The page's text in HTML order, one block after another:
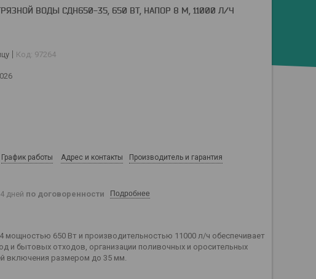
ВОДЫ СДН650-35, 650 ВТ, НАПОР 8 М, 11000 Л/Ч
Код: 97264
График работы Адрес и контакты Производитель и гарантия
дней по договоренности Подробнее
650 Вт и производительностью 11000 л/ч обеспечивает
и бытовых отходов, организации поливочных и оросительных
включения размером до 35 мм.